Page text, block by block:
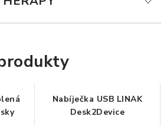
výměna a vrácení
Showroom
a návody
Nabíječka USB LINAK
Desk2Device